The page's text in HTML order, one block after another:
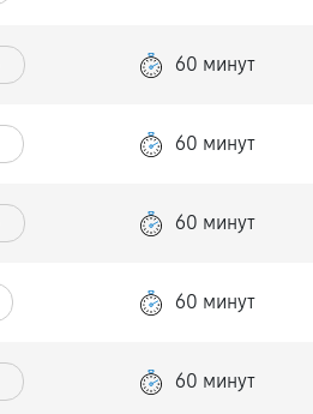
60 минут
60 минут
60 минут
60 минут
60 минут